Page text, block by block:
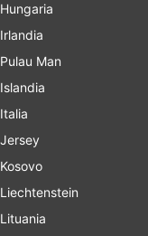
Hungaria
Irlandia
Pulau Man
Islandia
Italia
Jersey
Kosovo
Liechtenstein
Lituania